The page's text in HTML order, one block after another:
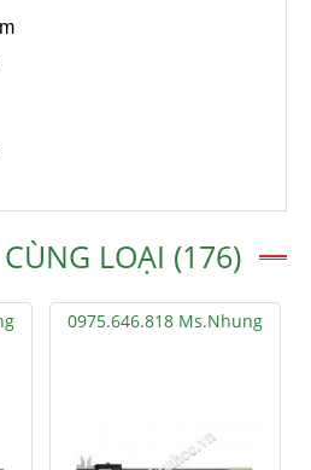
LOẠI (176)
0975.646.818 Ms.Nhung